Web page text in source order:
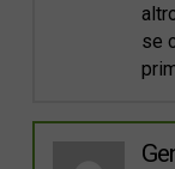
se